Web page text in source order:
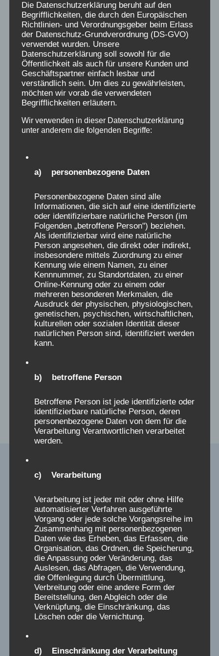
Ergebnisse Arbeitsgruppe HU-Studie
Mitschnitt der 63.
Aufarbeitung Kinderverschickungen
„Waldhaus“ in Bad Salzdetfurth
umbenannt
Verschickungskinder
im Bundestag
Die Datenschutzerklärung beruht auf den
Begrifflichkeiten, die durch den Europäischen
Richtlinien- und Verordnungsgeber beim Erlass
der Datenschutz-Grundverordnung (DS-GVO)
verwendet wurden. Unsere
Datenschutzerklärung soll sowohl für die
Öffentlichkeit als auch für unsere Kunden und
Geschäftspartner einfach lesbar und
verständlich sein. Um dies zu gewährleisten,
möchten wir vorab die verwendeten
Begrifflichkeiten erläutern.
Wir verwenden in dieser Datenschutzerklärung
unter anderem die folgenden Begriffe:
a) personenbezogene Daten
Personenbezogene Daten sind alle
Informationen, die sich auf eine identifizierte
oder identifizierbare natürliche Person (im
Folgenden „betroffene Person") beziehen.
Als identifizierbar wird eine natürliche
Person angesehen, die direkt oder indirekt,
insbesondere mittels Zuordnung zu einer
Kennung wie einem Namen, zu einer
Kennnummer, zu Standortdaten, zu einer
Online-Kennung oder zu einem oder
mehreren besonderen Merkmalen, die
Ausdruck der physischen, physiologischen,
genetischen, psychischen, wirtschaftlichen,
kulturellen oder sozialen Identität dieser
natürlichen Person sind, identifiziert werden
kann.
b) betroffene Person
Betroffene Person ist jede identifizierte oder
identifizierbare natürliche Person, deren
personenbezogene Daten von dem für die
Verarbeitung Verantwortlichen verarbeitet
werden.
c) Verarbeitung
Verarbeitung ist jeder mit oder ohne Hilfe
automatisierter Verfahren ausgeführte
Vorgang oder jede solche Vorgangsreihe im
Zusammenhang mit personenbezogenen
Daten wie das Erheben, das Erfassen, die
Organisation, das Ordnen, die Speicherung,
die Anpassung oder Veränderung, das
Auslesen, das Abfragen, die Verwendung,
die Offenlegung durch Übermittlung,
Verbreitung oder eine andere Form der
Bereitstellung, den Abgleich oder die
Verknüpfung, die Einschränkung, das
Löschen oder die Vernichtung.
d) Einschränkung der Verarbeitung